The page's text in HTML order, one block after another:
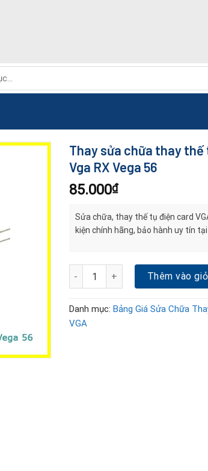
Thay sửa chữa thay
Vga RX Vega 56
85.000₫
Sửa chữa, thay thế tụ điện card
kiện chính hãng, bảo hành uy tín tại
Thay sửa chữa thay thế tụ điện bo
Thêm vào
Danh mục: Bảng Giá Sửa Chữa
VGA